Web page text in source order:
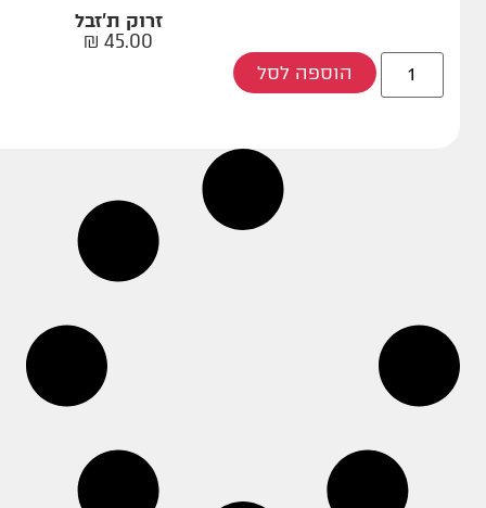
זרוק ת'זבל
45.00
₪
הוספה לסל